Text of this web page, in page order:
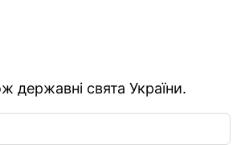
державні свята України.